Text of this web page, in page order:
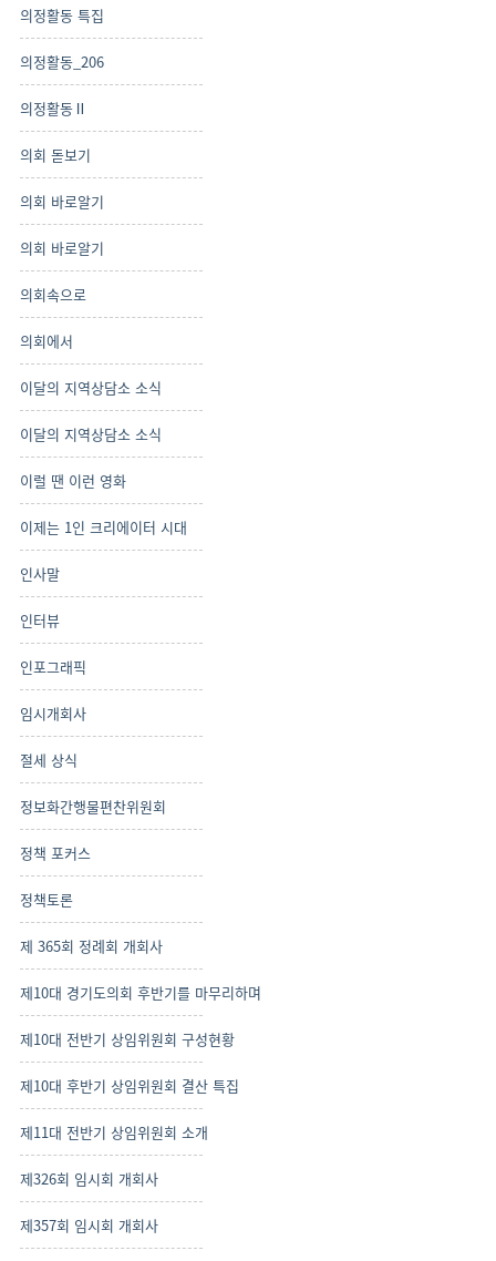
의정활동 특집
의정활동_206
의정활동Ⅱ
의회 돋보기
의회 바로알기
의회 바로알기
의회속으로
의회에서
이달의 지역상담소 소식
이달의 지역상담소 소식
이럴 땐 이런 영화
이제는 1인 크리에이터 시대
인사말
인터뷰
인포그래픽
임시개회사
절세 상식
정보화간행물편찬위원회
정책 포커스
정책토론
제 365회 정례회 개회사
제10대 경기도의회 후반기를 마무리하며
제10대 전반기 상임위원회 구성현황
제10대 후반기 상임위원회 결산 특집
제11대 전반기 상임위원회 소개
제326회 임시회 개회사
제357회 임시회 개회사